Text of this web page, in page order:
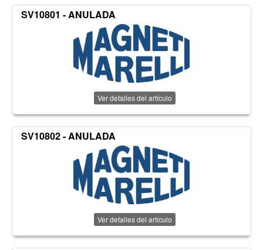
SV10801 - ANULADA
Ver detalles del artículo
SV10802 - ANULADA
Ver detalles del artículo